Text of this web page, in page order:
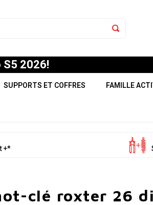
2026!
SUPPORTS ET COFFRES FAMILLE
+*
clé roxter 26